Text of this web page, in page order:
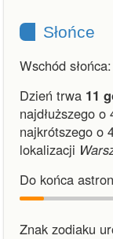
Słońce
Wschód
Dzień trwa 11
najdłuższego
najkrótszego o
lokalizacji
Do końca
Znak zodiaku